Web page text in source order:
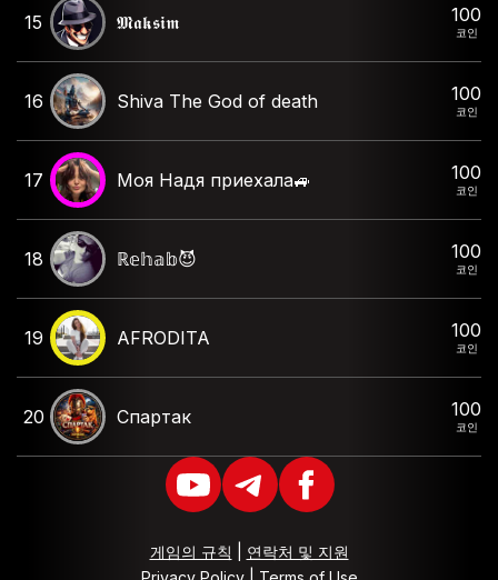
15 𝕸𝖆𝖐𝖘𝖎𝖒 100
코인
16 Shiva The God of death 100
코인
17 Моя Надя приехала🚙 100
코인
18 ℝ𝕖𝕙𝕒𝕓😈 100
코인
19 AFRODITA 100
코인
20 Спартак 100
코인
게임의 규칙
연락처 및 지원